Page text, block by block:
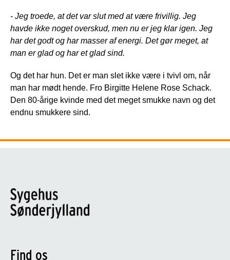
- Jeg troede, at det var slut med at være frivillig. Jeg
havde ikke noget overskud, men nu er jeg klar igen. Jeg
har det godt og har masser af energi. Det gør meget, at
man er glad og har et glad sind.
Og det har hun. Det er man slet ikke være i tvivl om, når
man har mødt hende. Fro Birgitte Helene Rose Schack.
Den 80-årige kvinde med det meget smukke navn og det
endnu smukkere sind.
Find os